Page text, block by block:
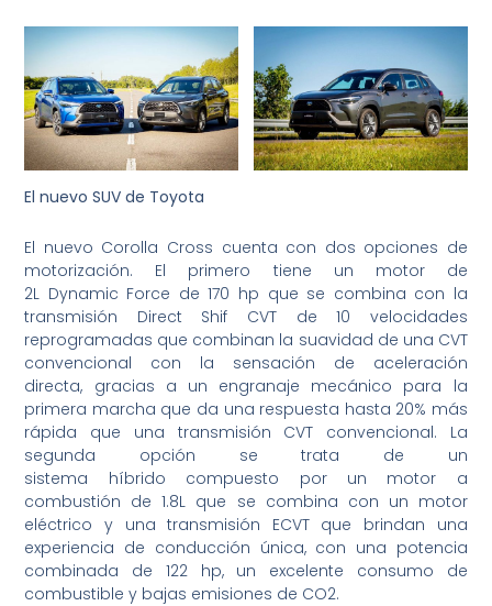
El nuevo SUV de Toyota
El nuevo Corolla Cross cuenta con dos opciones de
motorización. El primero tiene un motor de
2L Dynamic Force de 170 hp que se combina con la
transmisión Direct Shif CVT de 10 velocidades
reprogramadas que combinan la suavidad de una CVT
convencional con la sensación de aceleración
directa, gracias a un engranaje mecánico para la
primera marcha que da una respuesta hasta 20% más
rápida que una transmisión CVT convencional. La
segunda opción se trata de un
sistema híbrido compuesto por un motor a
combustión de 1.8L que se combina con un motor
eléctrico y una transmisión ECVT que brindan una
experiencia de conducción única, con una potencia
combinada de 122 hp, un excelente consumo de
combustible y bajas emisiones de CO2.